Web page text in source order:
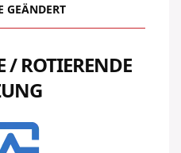
GEÄNDERT
/ ROTIERENDE